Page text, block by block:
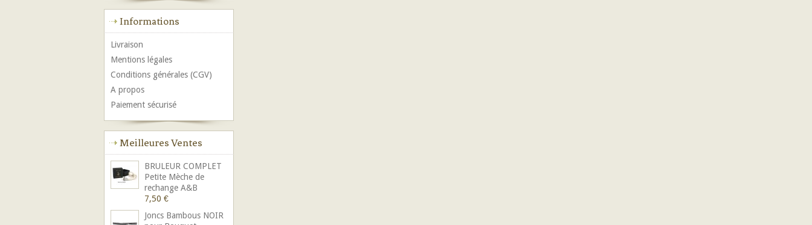
Informations
Livraison
Mentions légales
Conditions générales (CGV)
A propos
Paiement sécurisé
Meilleures Ventes
BRULEUR COMPLET
Petite Mèche de
rechange A&B
7,50 €
Joncs Bambous NOIR